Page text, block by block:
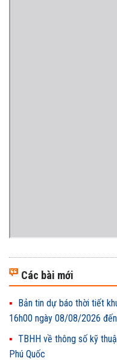
Các bài mới
Bản tin dự báo thời tiết
16h00 ngày 08/08/2026
TBHH về thông số kỹ
Phú Quốc